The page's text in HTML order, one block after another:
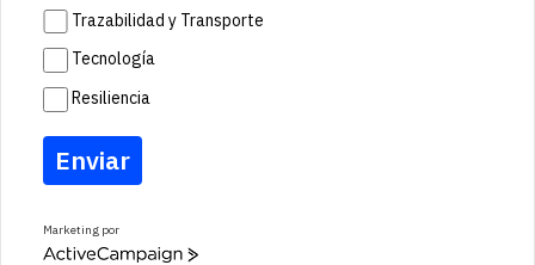
Trazabilidad y Transporte
Tecnología
Resiliencia
Enviar
Marketing por
A